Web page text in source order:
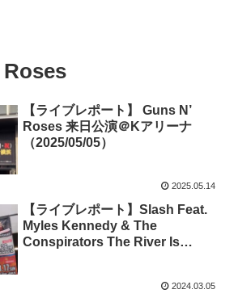
【ライブレポート】 Guns N’
Roses 来日公演＠Kアリーナ
（2025/05/05）
2025.05.14
【ライブレポート】Slash Feat.
Myles Kennedy & The
Conspirators The River Is
2024.03.05